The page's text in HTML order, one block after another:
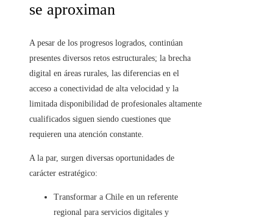
se aproximan
A pesar de los progresos logrados, continúan
presentes diversos retos estructurales; la brecha
digital en áreas rurales, las diferencias en el
acceso a conectividad de alta velocidad y la
limitada disponibilidad de profesionales altamente
cualificados siguen siendo cuestiones que
requieren una atención constante.
A la par, surgen diversas oportunidades de
carácter estratégico:
Transformar a Chile en un referente
regional para servicios digitales y